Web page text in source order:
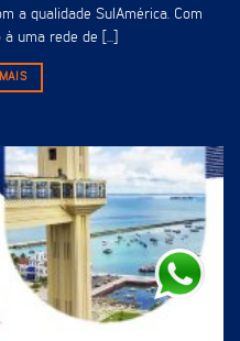
a qualidade SulAmérica. Com
uma rede de [...]